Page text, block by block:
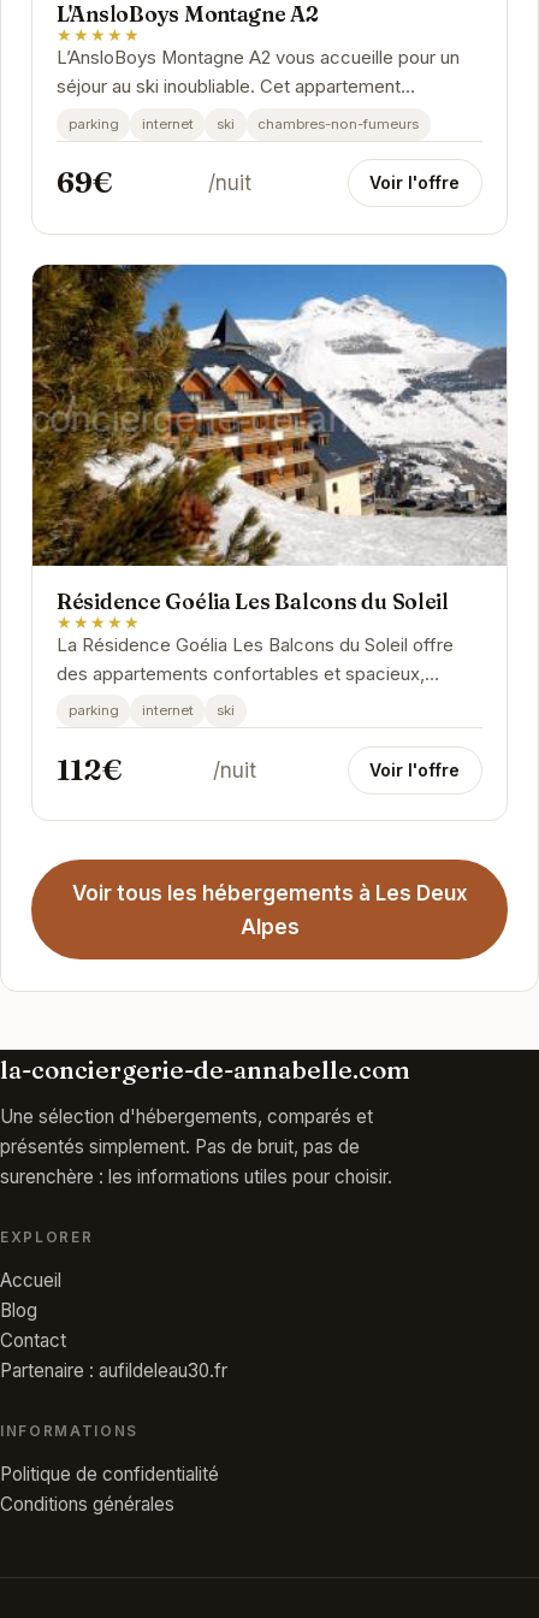
L'AnsloBoys Montagne A2
★★★★★
L’AnsloBoys Montagne A2 vous accueille pour un
séjour au ski inoubliable. Cet appartement
confortable et bien équipé offre un accès direct
aux...
parking internet ski chambres-non-fumeurs
69€ /nuit Voir l'offre
Résidence Goélia Les Balcons du Soleil
★★★★★
La Résidence Goélia Les Balcons du Soleil offre
des appartements confortables et spacieux,
idéalement situés pour profiter pleinement du
domaine...
parking internet ski
112€ /nuit Voir l'offre
Voir tous les hébergements à Les Deux
Alpes
la-conciergerie-de-annabelle.com
Une sélection d'hébergements, comparés et
présentés simplement. Pas de bruit, pas de
surenchère : les informations utiles pour choisir.
EXPLORER
Accueil
Blog
Contact
Partenaire : aufildeleau30.fr
INFORMATIONS
Politique de confidentialité
Conditions générales